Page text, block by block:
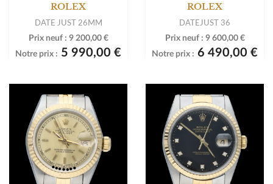
ROLEX
DATE JUST 26MM
Prix neuf : 9 200,00 €
Notre prix : 5 990,00 €
ROLEX
DATEJUST 36
Prix neuf : 9 600,00 €
Notre prix : 6 490,00 €